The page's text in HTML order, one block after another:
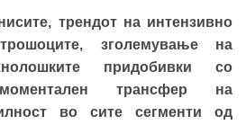
трендот на интензивно
зголемување на
придобивки со
трансфер на
во сите сегменти од